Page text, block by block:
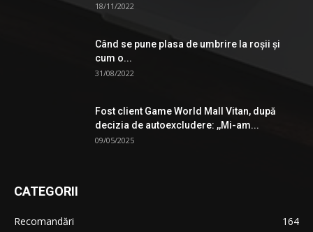
18/11/2022
Când se pune plasa de umbrire la roşii şi
cum o...
31/08/2022
Fost client Game World Mall Vitan, după
decizia de autoexcludere: ,,Mi-am...
09/05/2025
CATEGORII
Recomandări
164